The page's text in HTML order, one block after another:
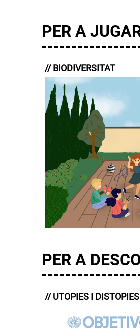
PER A
// BIODIVERSITAT
PER A
// UTOPIES I DISTOPIES